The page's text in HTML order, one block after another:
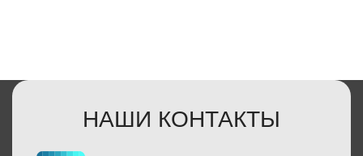
НАШИ КОНТАКТЫ